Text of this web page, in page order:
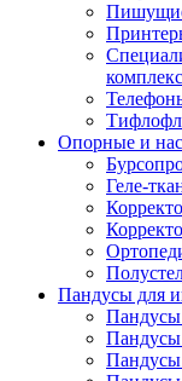
Опорные и
Геле-
Пандусы для
Пандусы